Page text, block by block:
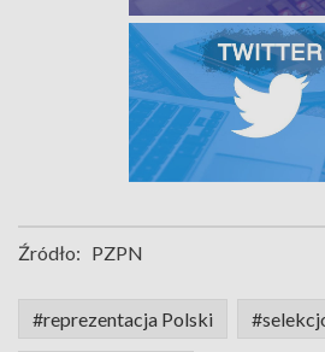
Źródło: PZPN
#reprezentacja Polski